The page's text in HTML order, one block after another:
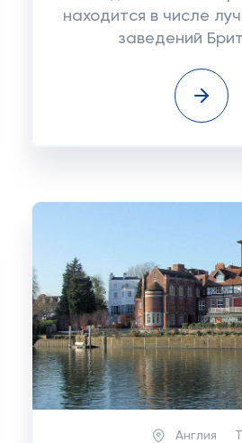
находится в числе
заведений
Англия